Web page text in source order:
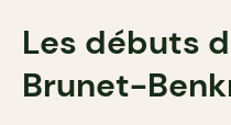
Les débuts
Brunet-